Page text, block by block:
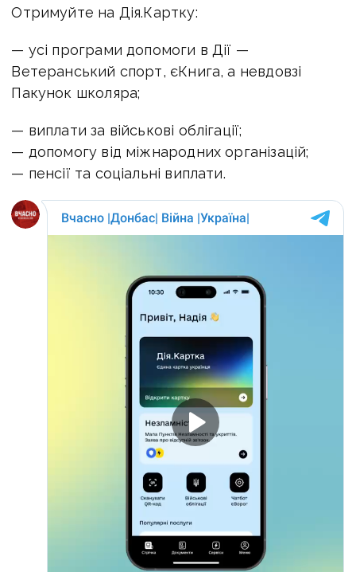
Отримуйте на Дія.Картку:
— усі програми допомоги в Дії —
Ветеранський спорт, єКнига, а невдовзі
Пакунок школяра;
— виплати за військові облігації;
— допомогу від міжнародних організацій;
— пенсії та соціальні виплати.